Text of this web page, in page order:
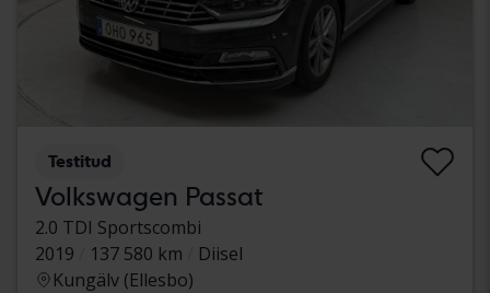
Testitud
Volkswagen Passat
2.0 TDI Sportscombi
2019
137 580 km
Diisel
Kungälv (Ellesbo)